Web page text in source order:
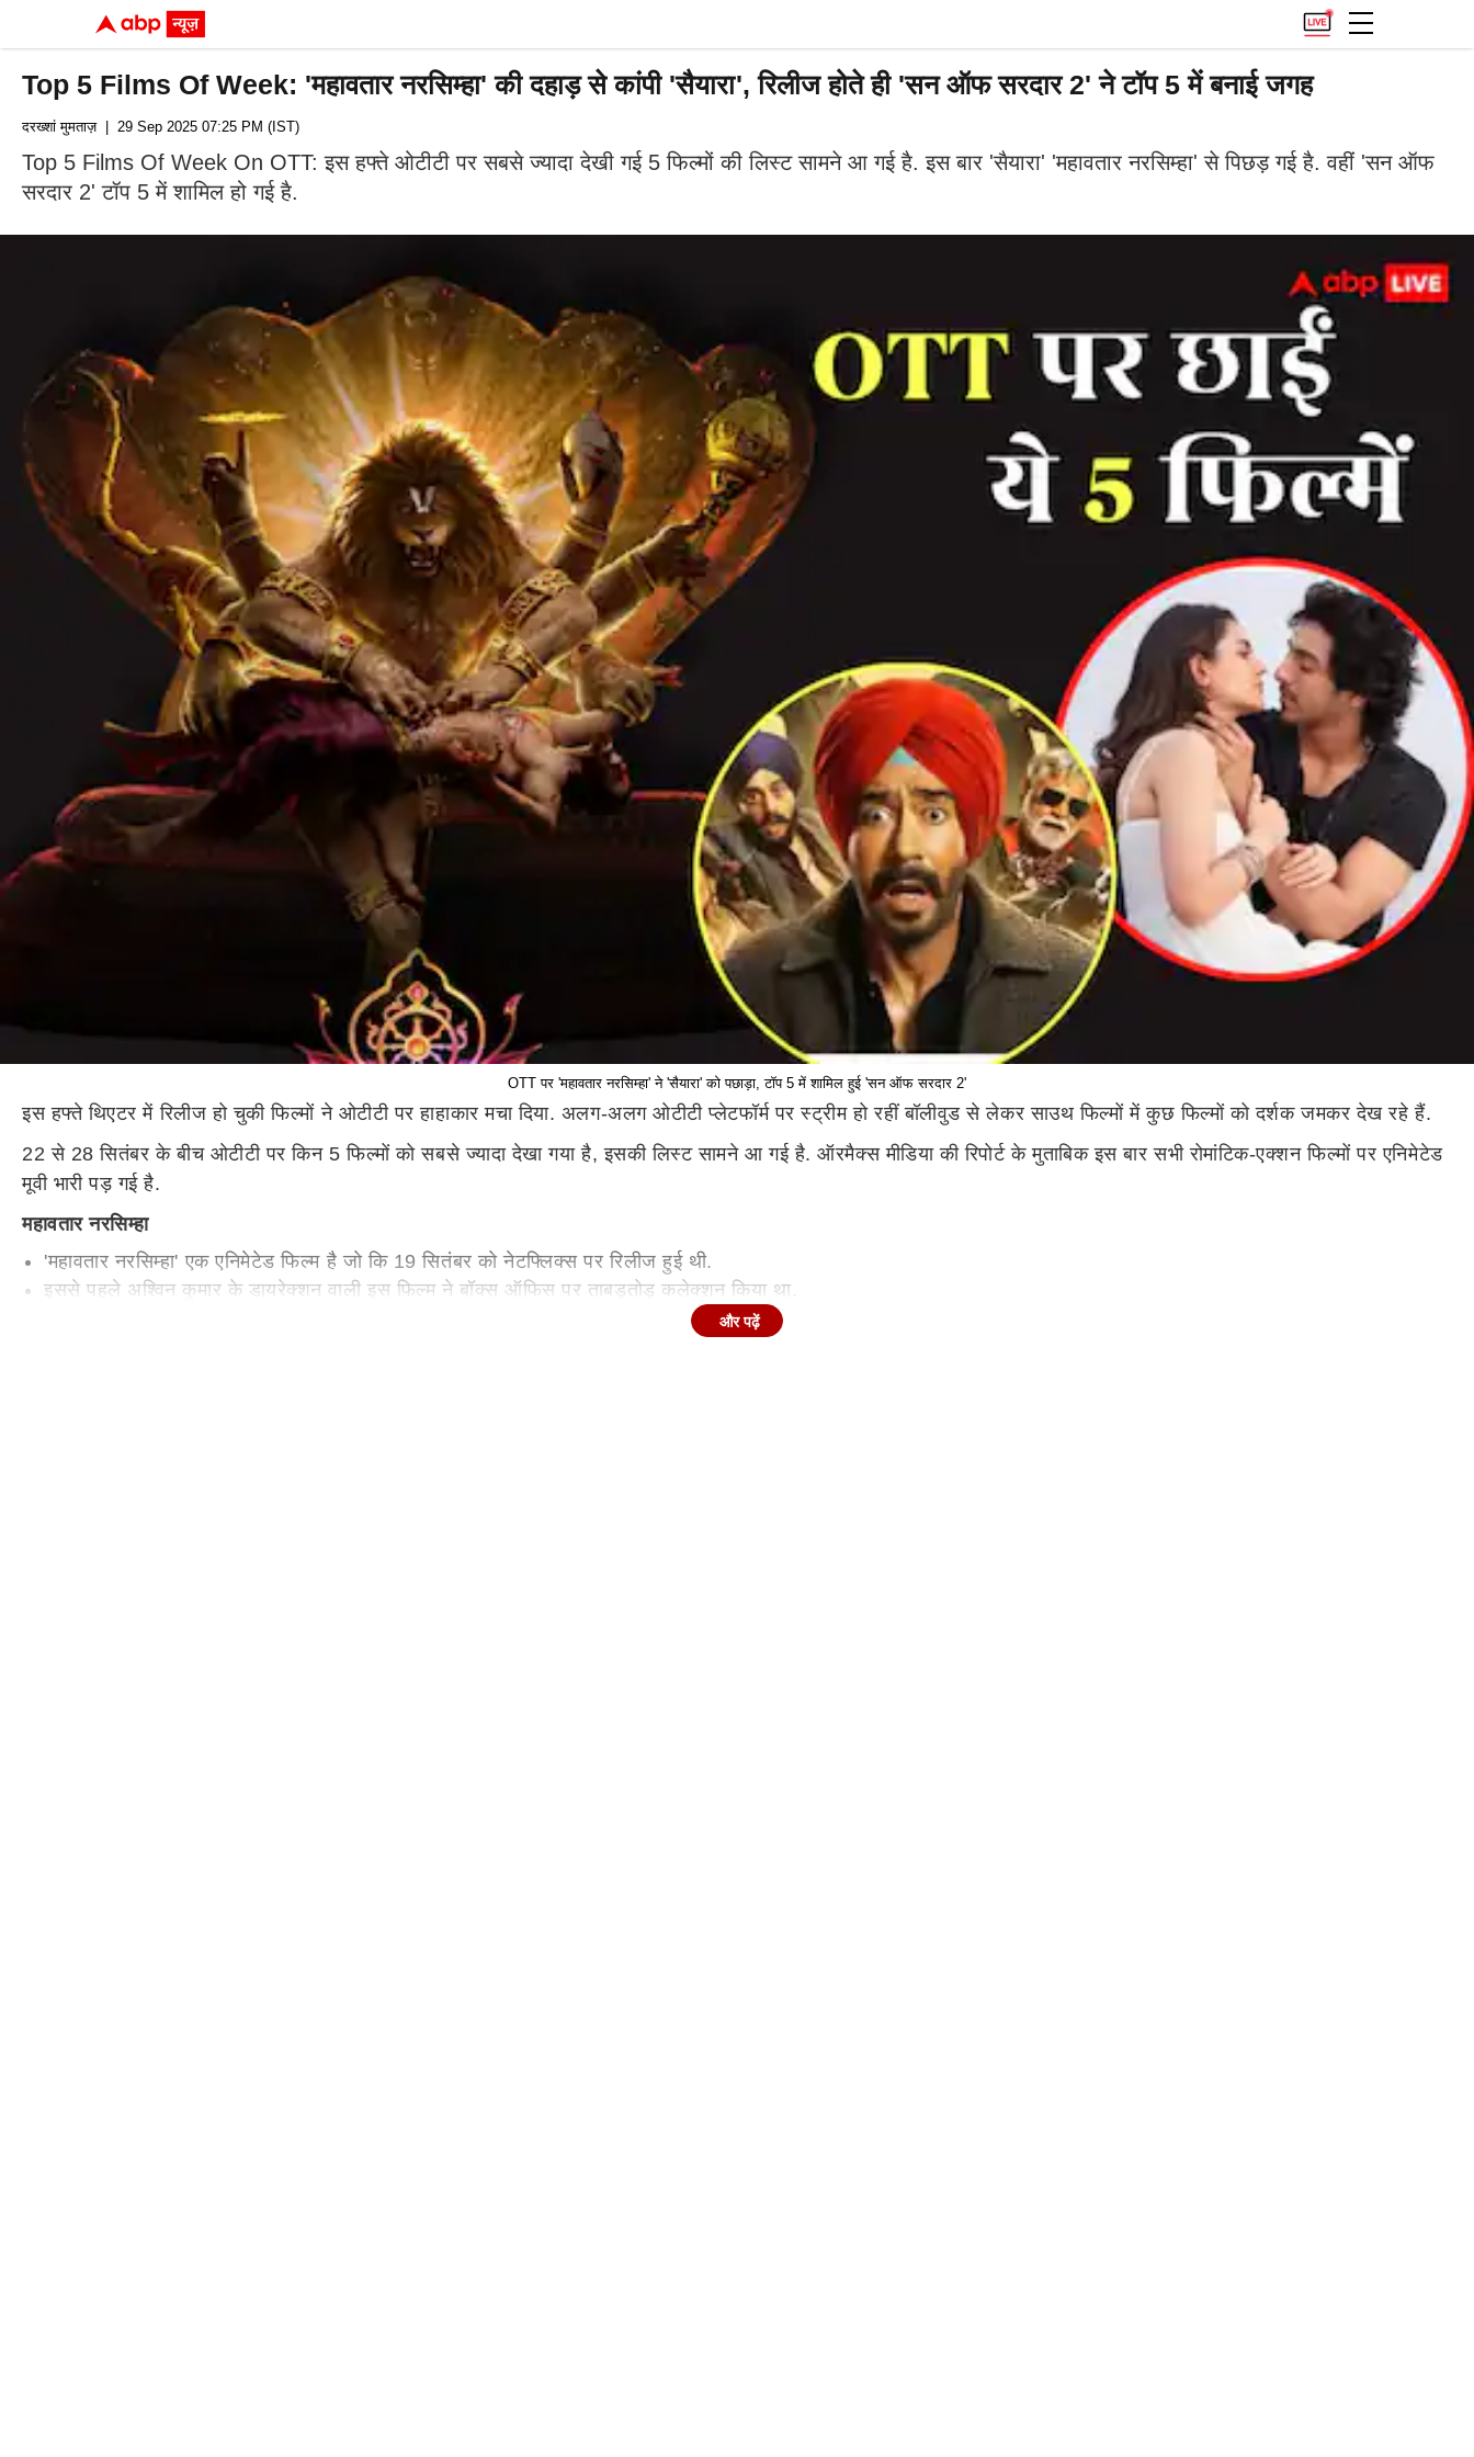
Top 5 Films Of Week: 'महावतार नरसिम्हा' की दहाड़ से कांपी 'सैयारा', रिलीज होते ही 'सन ऑफ सरदार 2' ने टॉप 5 में बनाई जगह
दरख्शां मुमताज़| 29 Sep 2025 07:25 PM (IST)
Top 5 Films Of Week On OTT: इस हफ्ते ओटीटी पर सबसे ज्यादा देखी गई 5 फिल्मों की लिस्ट सामने आ गई है. इस बार 'सैयारा' 'महावतार नरसिम्हा' से पिछड़ गई है. वहीं 'सन ऑफ
सरदार 2' टॉप 5 में शामिल हो गई है.
OTT पर 'महावतार नरसिम्हा' ने 'सैयारा' को पछाड़ा, टॉप 5 में शामिल हुई 'सन ऑफ सरदार 2'
इस हफ्ते थिएटर में रिलीज हो चुकी फिल्मों ने ओटीटी पर हाहाकार मचा दिया. अलग-अलग ओटीटी प्लेटफॉर्म पर स्ट्रीम हो रहीं बॉलीवुड से लेकर साउथ फिल्मों में कुछ फिल्मों को दर्शक जमकर देख रहे हैं.
22 से 28 सितंबर के बीच ओटीटी पर किन 5 फिल्मों को सबसे ज्यादा देखा गया है, इसकी लिस्ट सामने आ गई है. ऑरमैक्स मीडिया की रिपोर्ट के मुताबिक इस बार सभी रोमांटिक-एक्शन फिल्मों पर एनिमेटेड
मूवी भारी पड़ गई है.
महावतार नरसिम्हा
'महावतार नरसिम्हा' एक एनिमेटेड फिल्म है जो कि 19 सितंबर को नेटफ्लिक्स पर रिलीज हुई थी.
इससे पहले अश्विन कुमार के डायरेक्शन वाली इस फिल्म ने बॉक्स ऑफिस पर ताबड़तोड़ कलेक्शन किया था.
और पढ़ें